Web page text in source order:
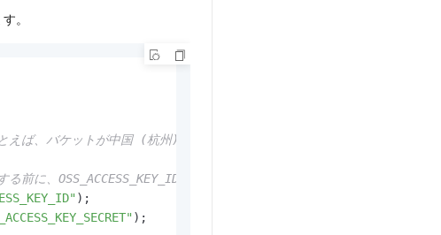
。
とえば、バケットが中国 (杭州) リージョンにある場合、エンドポイン
に、OSS_ACCESS_KEY_ID および OSS_ACCESS_KEY_SECRET 環境変